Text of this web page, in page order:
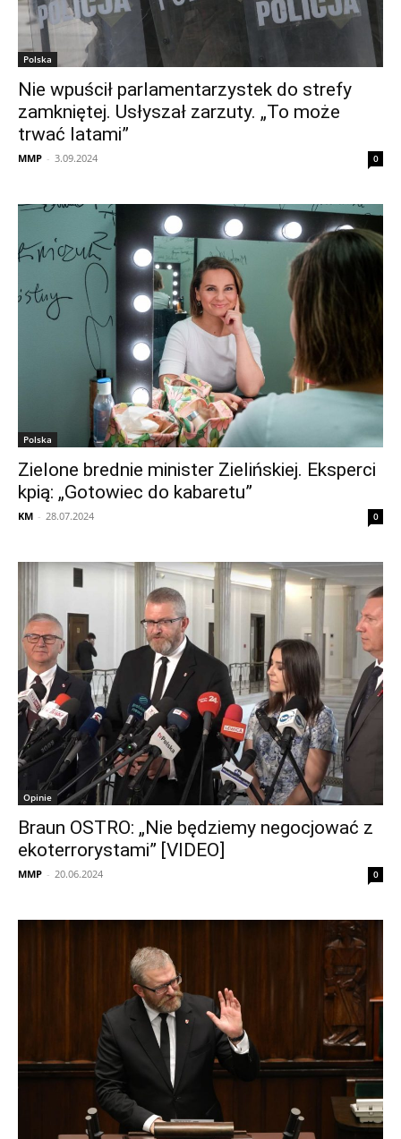
Polska
Nie wpuścił parlamentarzystek do strefy
zamkniętej. Usłyszał zarzuty. „To może
trwać latami”
MMP - 3.09.2024 0
Polska
Zielone brednie minister Zielińskiej. Eksperci
kpią: „Gotowiec do kabaretu”
KM - 28.07.2024 0
Opinie
Braun OSTRO: „Nie będziemy negocjować z
ekoterrorystami” [VIDEO]
MMP - 20.06.2024 0